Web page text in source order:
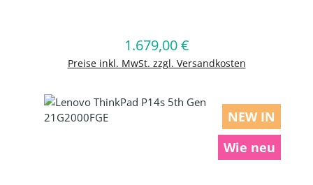
Regulärer Preis:
1.679,00 €
Preise inkl. MwSt. zzgl. Versandkosten
In den Warenkorb
NEW IN
Wie neu